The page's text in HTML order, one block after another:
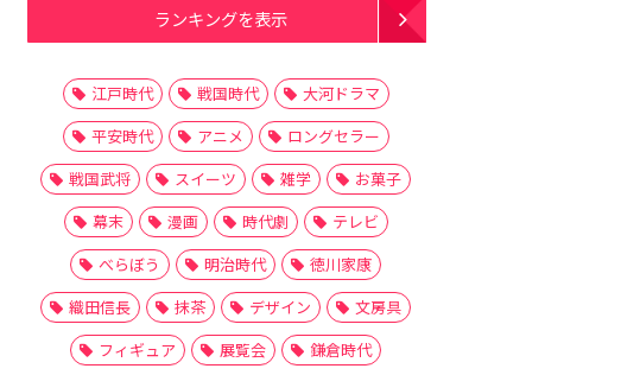
ランキングを表示
江戸時代 戦国時代
大河ドラマ
平安時代
アニメ
ロングセラー
戦国武将
スイーツ 雑学
お菓子
幕末
漫画 時代劇
テレビ
べらぼう
明治時代
徳川家康
織田信長
抹茶 デザイン
文房具
フィギュア
展覧会
鎌倉時代